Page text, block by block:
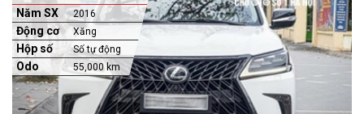
Năm SX 2016
Động cơ Xăng
Hộp số Số tự động
Odo 55,000 km